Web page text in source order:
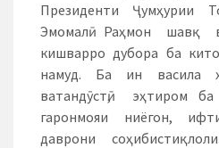
Президенти Ҷумҳурии
Эмомалӣ Раҳмон шавқ
кишварро дубора ба
намуд. Ба ин васила
ватандӯстӣ, эҳтиром
гаронмояи ниёгон,
даврони